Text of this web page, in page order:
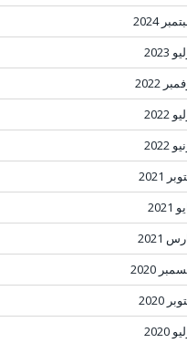
2024
2023
2022
2022
2022
2021
2021
2020
2020
2020